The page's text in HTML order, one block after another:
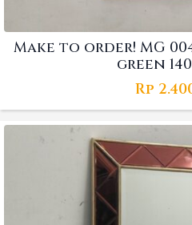
Make to order! MG
green
Rp